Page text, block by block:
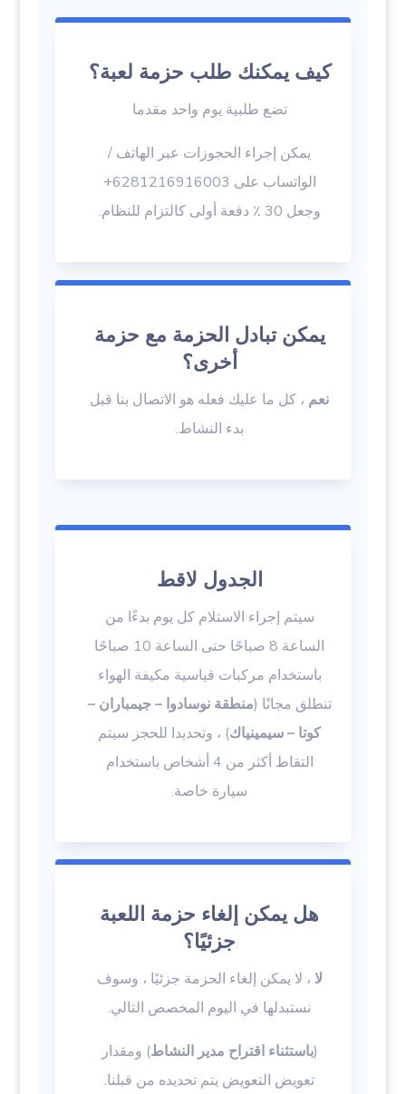
كيف يمكنك طلب حزمة لعبة؟
تضع طلبية يوم واحد مقدما
يمكن إجراء الحجوزات عبر الهاتف /
الواتساب على 6281216916003+
وجعل 30 ٪ دفعة أولى كالتزام للنظام.
يمكن تبادل الحزمة مع حزمة
أخرى؟
نعم ، كل ما عليك فعله هو الاتصال بنا قبل
بدء النشاط.
الجدول لاقط
سيتم إجراء الاستلام كل يوم بدءًا من
الساعة 8 صباحًا حتى الساعة 10 صباحًا
باستخدام مركبات قياسية مكيفة الهواء
تنطلق مجانًا (منطقة نوسادوا – جيمباران –
كوتا – سيمينياك) ، وتحديدا للحجز سيتم
التقاط أكثر من 4 أشخاص باستخدام
سيارة خاصة.
هل يمكن إلغاء حزمة اللعبة
جزئيًا؟
لا ، لا يمكن إلغاء الحزمة جزئيًا ، وسوف
نستبدلها في اليوم المخصص التالي.
(باستثناء اقتراح مدير النشاط) ومقدار
تعويض التعويض يتم تحديده من قبلنا.